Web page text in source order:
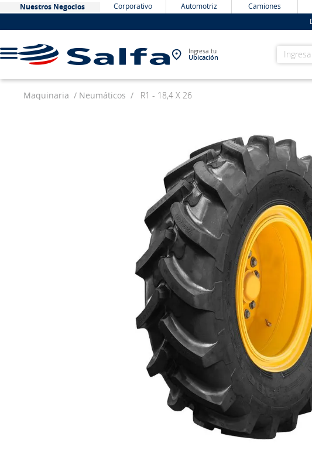
Nuestros Negocios Corporativo Automotriz Camiones
Ingresa tu
Ubicación
Maquinaria Neumáticos R1 - 18,4 X 26